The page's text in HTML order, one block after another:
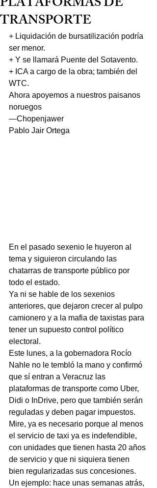
TRANSPORTE
+ Liquidación de bursatilización podría
ser menor.
+ Y se llamará Puente del Sotavento.
+ ICA a cargo de la obra; también del
WTC.
Ahora apoyemos a nuestros paisanos
noruegos
—Chopenjawer
Pablo Jair Ortega
En el pasado sexenio le huyeron al
tema y siguieron circulando las
chatarras de transporte público por
todo el estado.
Ya ni se hable de los sexenios
anteriores, que dejaron crecer al pulpo
camionero y a la mafia de taxistas para
tener un supuesto control político
electoral.
Este lunes, a la gobernadora Rocío
Nahle no le tembló la mano y confirmó
que sí entran a Veracruz las
plataformas de transporte como Uber,
Didi o InDrive, pero que también serán
reguladas y deben pagar impuestos.
Mire, ya es necesario porque al menos
el servicio de taxi ya es indefendible,
con unidades que tienen hasta 20 años
de servicio y que ni siquiera tienen
bien regularizadas sus concesiones.
Un ejemplo: hace unas semanas atrás,